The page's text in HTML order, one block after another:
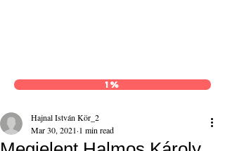
1%
Hajnal István Kör_2
Mar 30, 2021 1 min read